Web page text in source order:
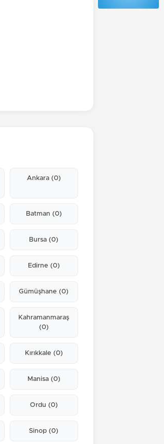
Ankara (0)
Batman (0)
Bursa(0)
Edirne (0)
Gümüşhane(0)
Kahramanmaraş
(0)
Kırıkkale (0)
Manisa (0)
Ordu (0)
Sinop(0)